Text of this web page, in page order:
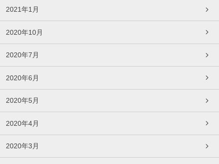
2021年1月
2020年10月
2020年7月
2020年6月
2020年5月
2020年4月
2020年3月